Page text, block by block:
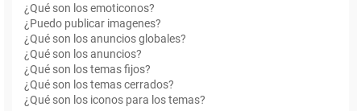
¿Qué son los emoticonos?
¿Puedo publicar imagenes?
¿Qué son los anuncios globales?
¿Qué son los anuncios?
¿Qué son los temas fijos?
¿Qué son los temas cerrados?
¿Qué son los iconos para los temas?